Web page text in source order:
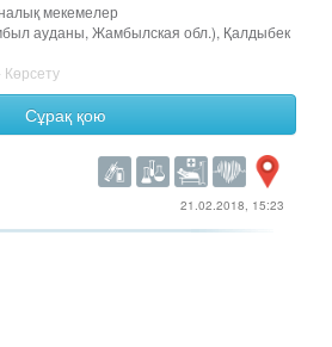
мекемелер
ауданы, Жамбылская обл.), Қалдыбек
Көрсету
Сұрақ қою
21.02.2018, 15:23